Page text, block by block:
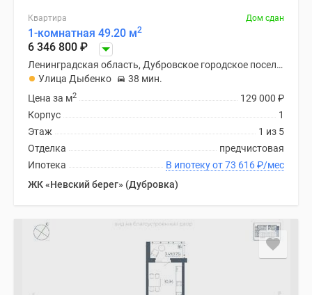
Квартира Дом сдан
1-комнатная 49.20 м2
6 346 800 ₽
Ленинградская область, Дубровское городское поселение
Улица Дыбенко
38 мин.
129 000 ₽
Цена за м2
1
Корпус
1 из 5
Этаж
предчистовая
Отделка
В ипотеку от 73 616₽/мес
Ипотека
ЖК «Невский берег» (Дубровка)